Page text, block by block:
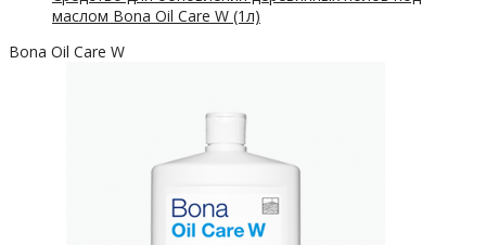
маслом Bona Oil Care W (1л)
Bona Oil Care W